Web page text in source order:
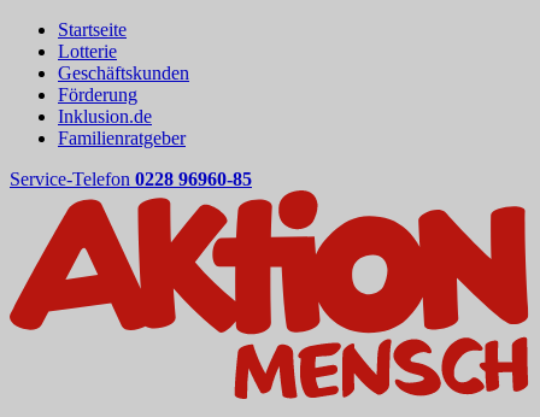
Startseite
Lotterie
Geschäftskunden
Förderung
Inklusion.de
Familienratgeber
Service-Telefon 0228 96960-85